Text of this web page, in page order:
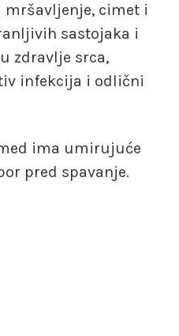
mršavljenje, cimet i
sastojaka i
zdravlje srca,
infekcija i odlični
ima umirujuće
pred spavanje.